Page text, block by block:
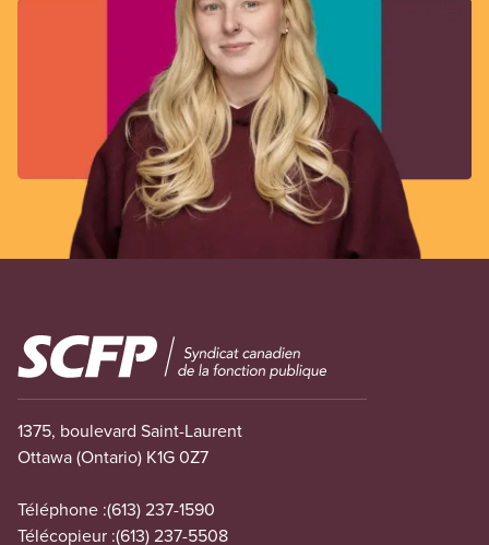
Image
1375, boulevard Saint-Laurent
Ottawa (Ontario) K1G 0Z7
Téléphone :(613) 237-1590
Télécopieur :(613) 237-5508